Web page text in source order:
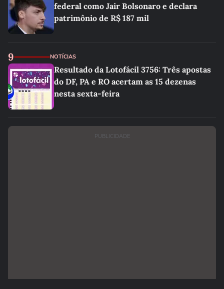
federal como Jair Bolsonaro e declara
patrimônio de R$ 187 mil
9 NOTÍCIAS
Resultado da Lotofácil 3756: Três apostas
do DF, PA e RO acertam as 15 dezenas
nesta sexta-feira
PUBLICIDADE